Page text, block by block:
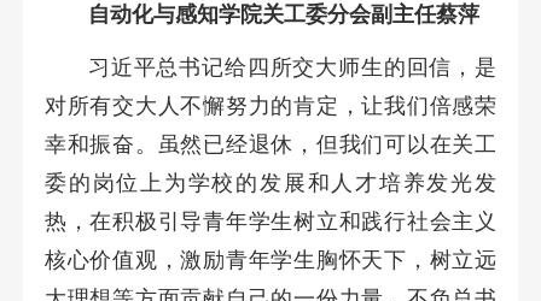
自动化与感知学院关工委分会副主任蔡萍
习近平总书记给四所交大师生的回信，是
对所有交大人不懈努力的肯定，让我们倍感荣
幸和振奋。虽然已经退休，但我们可以在关工
委的岗位上为学校的发展和人才培养发光发
热，在积极引导青年学生树立和践行社会主义
核心价值观，激励青年学生胸怀天下，树立远